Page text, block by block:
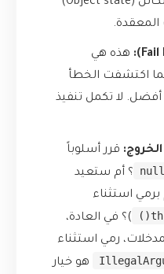
(Parameters) أو حالة الكائن (Object state)
المعقدة.
هذه هي
اكتشفت الخطأ
لا تكمل تنفيذ
قرر أسلوباً
null
؟ أم ستعيد
استثناء
)؟ في العادة،
رمي استثناء
هو خيار